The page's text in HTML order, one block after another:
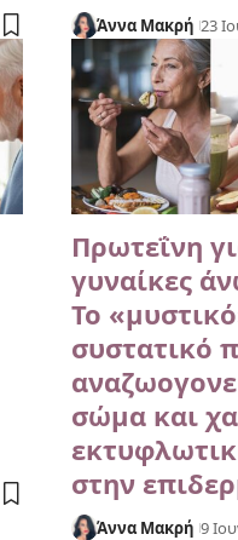
Άννα Μακρή 23
Πρωτεΐνη
γυναίκες
Το
συστατικό
σώμα και
στην
Άννα Μακρή 9